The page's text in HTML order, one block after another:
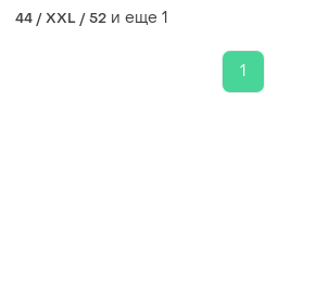
бохо.52-54разм.promise.
44 / XXL / 52 и еще 1
1